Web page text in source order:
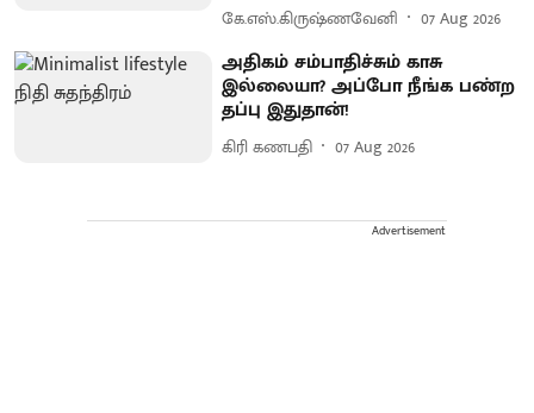
கே.எஸ்.கிருஷ்ணவேனி 07 Aug 2026
அதிகம் சம்பாதிச்சும் காசு
இல்லையா? அப்போ நீங்க பண்ற
தப்பு இதுதான்!
கிரி கணபதி 07 Aug 2026
Advertisement